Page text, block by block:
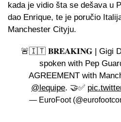
kada je vidio šta se dešava u
dao Enrique, te je poručio
Manchester Cityju.
🚨🇮🇹 𝐁𝐑𝐄𝐀𝐊𝐈𝐍𝐆 | Gigi
spoken with Pep
AGREEMENT with
@lequipe. 🤝✅
— EuroFoot